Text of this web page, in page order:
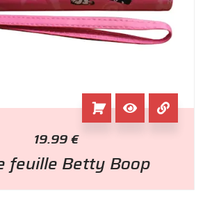
19.99€
feuille Betty Boop